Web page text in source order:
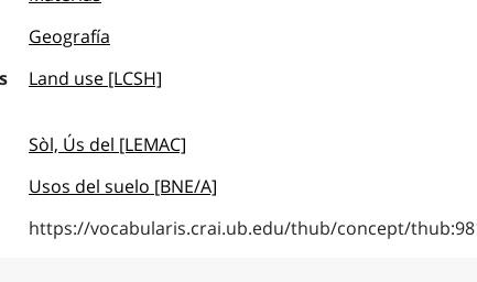
Geografía
Land use [LCSH]
Sòl, Ús del [LEMAC]
Usos del suelo [BNE/A]
https://vocabularis.crai.ub.edu/thub/concept/